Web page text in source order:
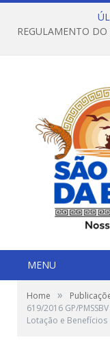
MENU
Home »
619/2016 GP/
Lotação e Benefícios